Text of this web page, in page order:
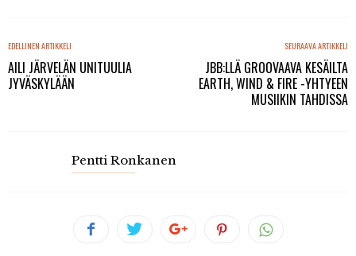
EDELLINEN ARTIKKELI
AILI JÄRVELÄN UNITUULIA
JYVÄSKYLÄÄN
SEURAAVA ARTIKKELI
JBB:LLÄ GROOVAAVA KESÄILTA
EARTH, WIND & FIRE -YHTYEEN
MUSIIKIN TAHDISSA
Pentti Ronkanen